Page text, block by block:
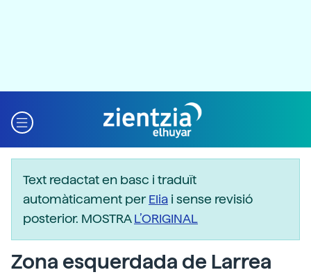
Text redactat en basc i traduït
automàticament perElia i sense revisió
posterior. MOSTRAL’ORIGINAL
Zona esquerdada de Larrea